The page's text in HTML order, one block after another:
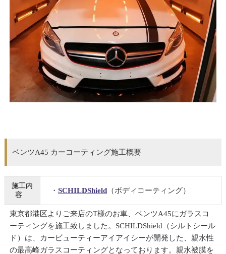
ベンツA45 カーコーティング施工概要
施工内
容
・ SCHILDShield（ボディコーティング）
東京都港区よりご来店のT様のお車、ベンツA45にガラスコ
ーティングを施工致しました。SCHILDShield（シルトシール
ド）は、
カービューティーアイアイシーが開発した、親水性
の最高峰ガラスコーティングとなっております。 親水被膜を